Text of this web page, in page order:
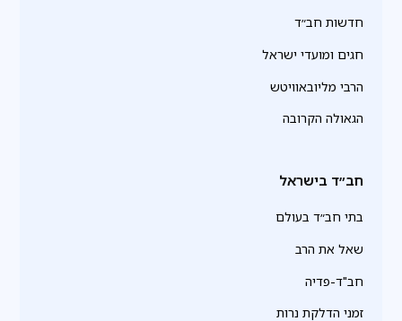
חדשות חב״ד
חגים ומועדי ישראל
הרבי מליובאוויטש
הגאולה הקרובה
חב״ד בישראל
בתי חב״ד בעולם
שאל את הרב
חב"ד-פדיה
זמני הדלקת נרות